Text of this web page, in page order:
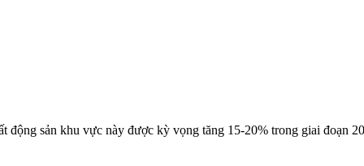
sản khu vực này được kỳ vọng tăng 15-20% trong giai đoạn